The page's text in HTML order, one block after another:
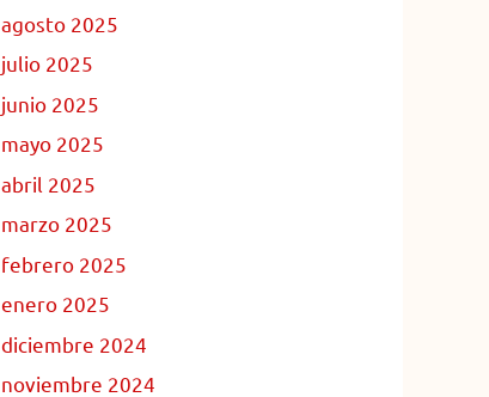
agosto 2025
julio 2025
junio 2025
mayo 2025
abril 2025
marzo 2025
febrero 2025
enero 2025
diciembre 2024
noviembre 2024